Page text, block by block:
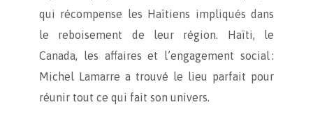
qui récompense les Haïtiens impliqués dans
le reboisement de leur région. Haïti, le
Canada, les affaires et l’engagement social :
Michel Lamarre a trouvé le lieu parfait pour
réunir tout ce qui fait son univers.